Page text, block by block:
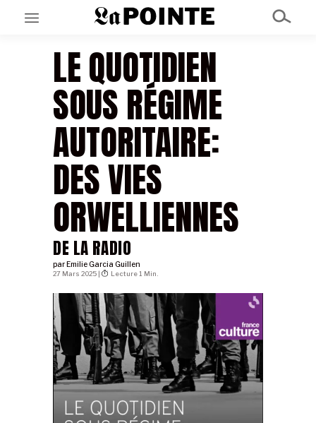
EN CE MOMENT
GRAND ANGLE
AU LARGE
ÉMOIS
EN CHANTIER
À PROPOS
NOS PARTENAIRES
SOUTENEZ NOUS
LE QUOTIDIEN
SOUS RÉGIME
AUTORITAIRE:
DES VIES
ORWELLIENNES
DE LA RADIO
par Emilie Garcia Guillen
27 Mars 2025 | Lecture 1 Min.